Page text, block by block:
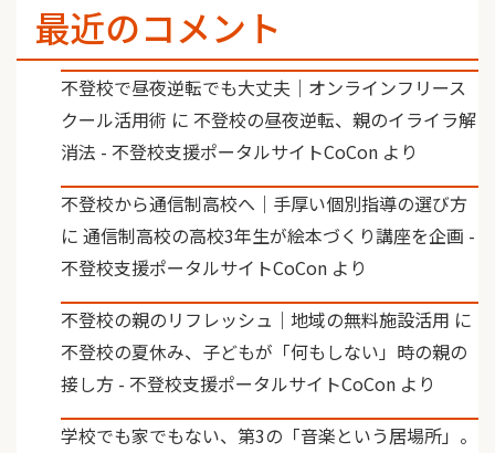
最近のコメント
不登校で昼夜逆転でも大丈夫｜オンラインフリース
クール活用術 に 不登校の昼夜逆転、親のイライラ解
消法 - 不登校支援ポータルサイトCoCon より
不登校から通信制高校へ｜手厚い個別指導の選び方
に 通信制高校の高校3年生が絵本づくり講座を企画 -
不登校支援ポータルサイトCoCon より
不登校の親のリフレッシュ｜地域の無料施設活用 に
不登校の夏休み、子どもが「何もしない」時の親の
接し方 - 不登校支援ポータルサイトCoCon より
学校でも家でもない、第3の「音楽という居場所」。